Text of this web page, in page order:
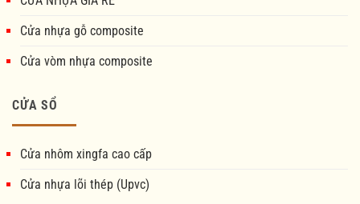
Cửa nhựa gỗ composite
Cửa vòm nhựa composite
CỬA SỔ
Cửa nhôm xingfa cao cấp
Cửa nhựa lõi thép (Upvc)